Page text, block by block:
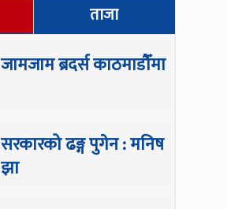
ताजा
जामजाम ब्रदर्स काठमाडौँमा
सरकारको ढङ्ग पुगेन : मनिष
झा